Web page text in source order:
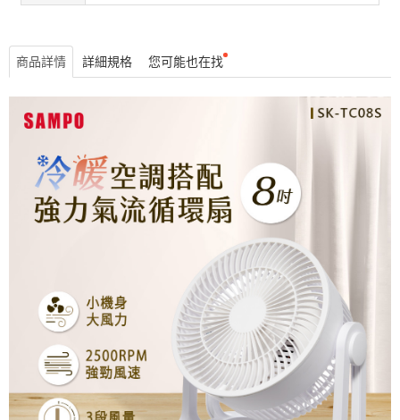
商品詳情 詳細規格 您可能也在找